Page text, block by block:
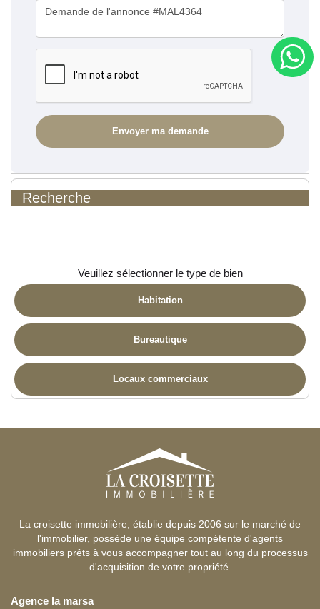
Recherche
Veuillez sélectionner le type de bien
Habitation
Bureautique
Locaux commerciaux
La croisette immobilière, établie depuis 2006 sur le marché de
l'immobilier, possède une équipe compétente d'agents
immobiliers prêts à vous accompagner tout au long du processus
d'acquisition de votre propriété.
Agence la marsa